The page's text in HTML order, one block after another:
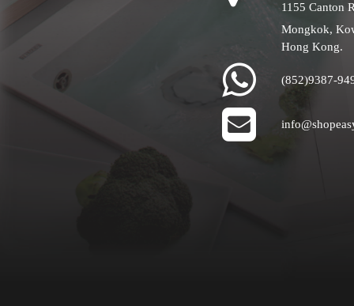
1155 Canton
Mongkok,
Hong Kong.
(852)9387-